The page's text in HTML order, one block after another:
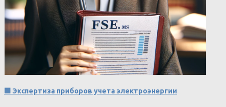
🟩 Экспертиза приборов учета электроэнергии